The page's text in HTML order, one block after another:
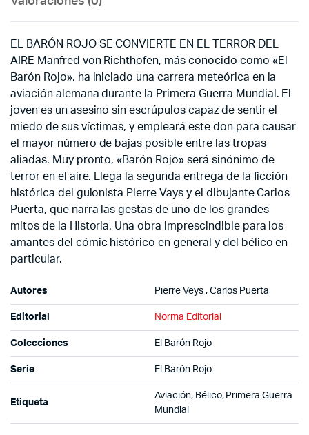
EL BARÓN ROJO SE CONVIERTE EN EL TERROR DEL
AIRE Manfred von Richthofen, más conocido como «El
Barón Rojo», ha iniciado una carrera meteórica en la
aviación alemana durante la Primera Guerra Mundial. El
joven es un asesino sin escrúpulos capaz de sentir el
miedo de sus víctimas, y empleará este don para causar
el mayor número de bajas posible entre las tropas
aliadas. Muy pronto, «Barón Rojo» será sinónimo de
terror en el aire. Llega la segunda entrega de la ficción
histórica del guionista Pierre Vays y el dibujante Carlos
Puerta, que narra las gestas de uno de los grandes
mitos de la Historia. Una obra imprescindible para los
amantes del cómic histórico en general y del bélico en
particular.
Autores Pierre Veys , Carlos Puerta
Editorial Norma Editorial
Colecciones El Barón Rojo
Serie El Barón Rojo
Etiqueta
Aviación, Bélico, Primera Guerra
Mundial